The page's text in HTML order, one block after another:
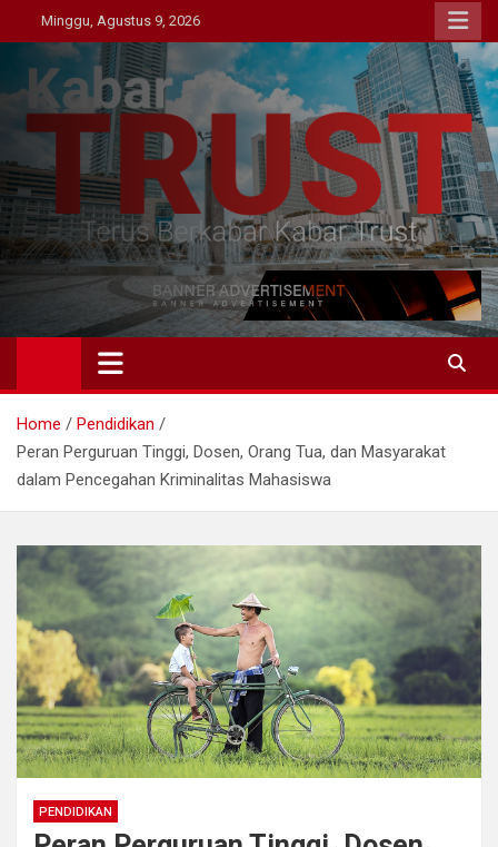
to
content
Minggu, Agustus 9, 2026
Kabar Trust
Terus Berkabar Kabar Trust
Home
Pendidikan
Peran Perguruan Tinggi, Dosen, Orang Tua, dan Masyarakat
dalam Pencegahan Kriminalitas Mahasiswa
PENDIDIKAN